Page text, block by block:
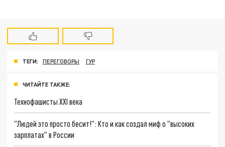
ТЕГИ: ПЕРЕГОВОРЫ ГУР
ЧИТАЙТЕ ТАКЖЕ:
Технофашисты XXI века
"Людей это просто бесит!": Кто и как создал миф о "высоких
зарплатах" в России